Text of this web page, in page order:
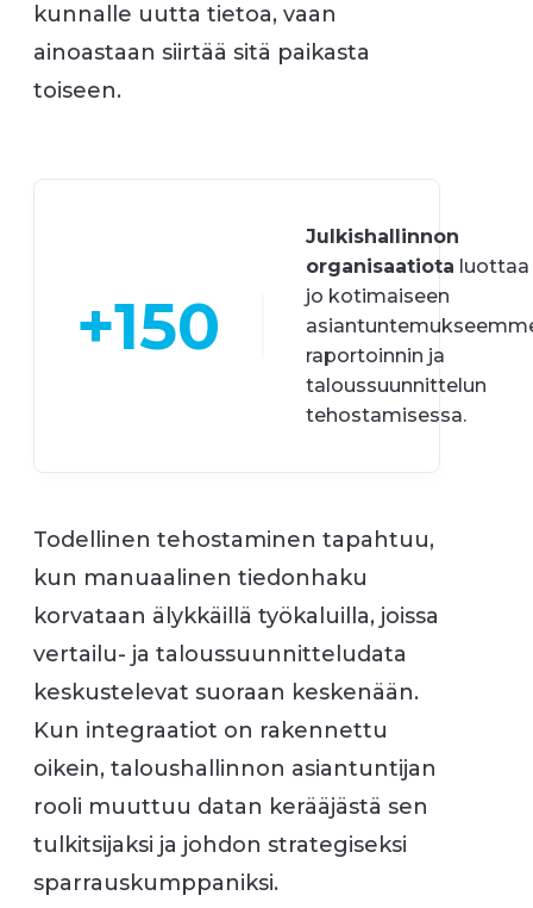
kunnalle uutta tietoa, vaan
ainoastaan siirtää sitä paikasta
toiseen.
+150
Julkishallinnon
organisaatiota luottaa
jo kotimaiseen
raportoinnin ja
taloussuunnittelun
tehostamisessa.
Todellinen tehostaminen tapahtuu,
kun manuaalinen tiedonhaku
korvataan älykkäillä työkaluilla, joissa
vertailu- ja taloussuunnitteludata
keskustelevat suoraan keskenään.
Kun integraatiot on rakennettu
oikein, taloushallinnon asiantuntijan
rooli muuttuu datan kerääjästä sen
tulkitsijaksi ja johdon strategiseksi
sparrauskumppaniksi.